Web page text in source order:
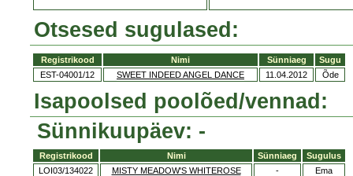
Otsesed sugulased:
Registrikood Nimi Sünniaeg
Sugu
EST-04001/12
SWEET INDEED ANGEL DANCE 11.04.2012 Õde
Isapoolsed poolõed/vennad:
Sünnikuupäev: -
Registrikood Nimi Sünniaeg
Sugulus
LOI03/134022
MISTY MEADOW'S WHITEROSE -
Ema